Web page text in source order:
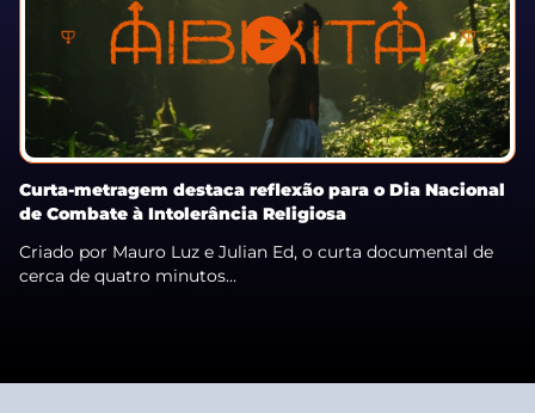
Curta-metragem destaca reflexão para o Dia Nacional
de Combate à Intolerância Religiosa
Criado por Mauro Luz e Julian Ed, o curta documental de
cerca de quatro minutos...